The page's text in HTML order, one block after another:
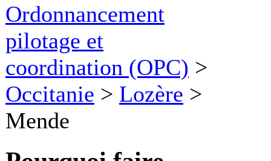
Ordonnancement
pilotage et
coordination (OPC) >
Occitanie > Lozère >
Mende